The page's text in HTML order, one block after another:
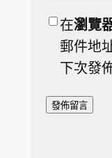
在瀏覽
郵件地
下次發